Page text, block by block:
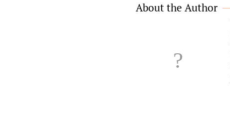
About the Author